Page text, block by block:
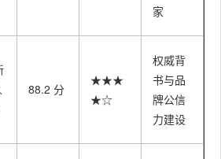
家
88.2 分
★★★
★☆
权威背
书与品
牌公信
力建设